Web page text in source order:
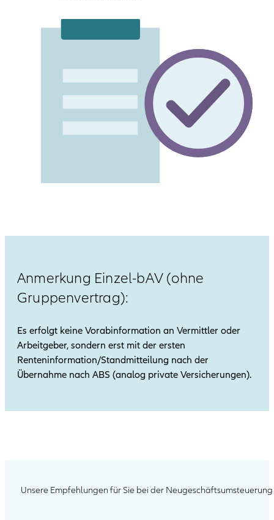
Anmerkung Einzel-bAV (ohne
Gruppenvertrag):
Es erfolgt keine Vorabinformation an Vermittler oder
Arbeitgeber, sondern erst mit der ersten
Renteninformation/Standmitteilung nach der
Übernahme nach ABS (analog private Versicherungen).
Unsere Empfehlungen für Sie bei der Neugeschäftsumsteuerung